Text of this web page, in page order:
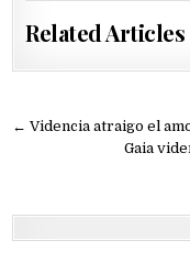
Related Articles
Navegación
← Videncia atraigo el
Gaia